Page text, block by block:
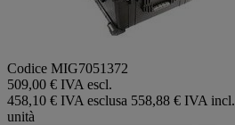
Codice MIG7051372
509,00 € IVA escl.
458,10 € IVA esclusa 558,88 € IVA incl.
unità